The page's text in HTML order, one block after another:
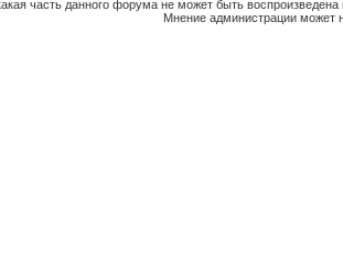
часть данного форума не может быть
Мнение администрации может